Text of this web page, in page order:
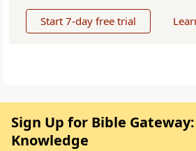
Start 7-day free trial
Sign Up for Bible
Knowledge